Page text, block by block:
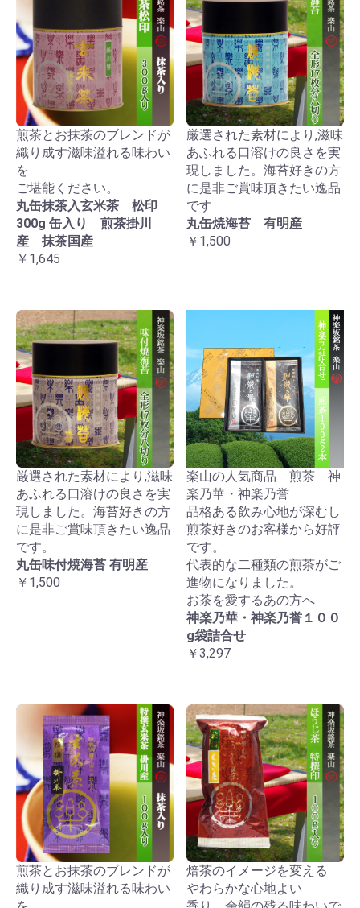
煎茶とお抹茶のブレンドが
織り成す滋味溢れる味わい
を
ご堪能ください。
丸缶抹茶入玄米茶 松印
300g 缶入り 煎茶掛川
産 抹茶国産
￥1,645
厳選された素材により,滋味
あふれる口溶けの良さを実
現しました。海苔好きの方
に是非ご賞味頂きたい逸品
です
丸缶焼海苔 有明産
￥1,500
厳選された素材により,滋味
あふれる口溶けの良さを実
現しました。海苔好きの方
に是非ご賞味頂きたい逸品
です。
丸缶味付焼海苔 有明産
￥1,500
楽山の人気商品 煎茶 神
楽乃華・神楽乃誉
品格ある飲み心地が深むし
煎茶好きのお客様から好評
です。
代表的な二種類の煎茶がご
進物になりました。
お茶を愛するあの方へ
神楽乃華・神楽乃誉１００
g袋詰合せ
￥3,297
煎茶とお抹茶のブレンドが
織り成す滋味溢れる味わい
焙茶のイメージを変える
やわらかな心地よい